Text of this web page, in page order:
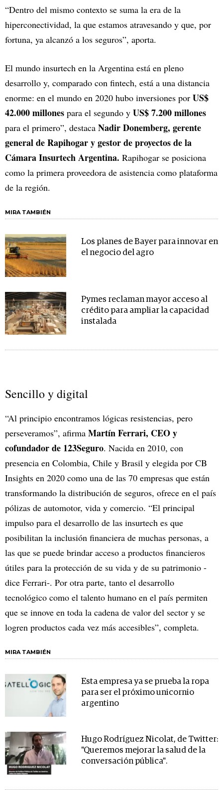
“Dentro del mismo contexto se suma la era de la
hiperconectividad, la que estamos atravesando y que, por
fortuna, ya alcanzó a los seguros”, aporta.
El mundo insurtech en la Argentina está en pleno
desarrollo y, comparado con fintech, está a una distancia
enorme: en el mundo en 2020 hubo inversiones por US$
42.000 millones para el segundo y US$ 7.200 millones
para el primero”, destaca Nadir Donemberg, gerente
general de Rapihogar y gestor de proyectos de la
Cámara Insurtech Argentina. Rapihogar se posiciona
como la primera proveedora de asistencia como plataforma
de la región.
MIRA TAMBIÉN
Los planes de Bayer para innovar en
el negocio del agro
Pymes reclaman mayor acceso al
crédito para ampliar la capacidad
instalada
Sencillo y digital
“Al principio encontramos lógicas resistencias, pero
perseveramos”, afirma Martín Ferrari, CEO y
cofundador de 123Seguro. Nacida en 2010, con
presencia en Colombia, Chile y Brasil y elegida por CB
Insights en 2020 como una de las 70 empresas que están
transformando la distribución de seguros, ofrece en el país
pólizas de automotor, vida y comercio. “El principal
impulso para el desarrollo de las insurtech es que
posibilitan la inclusión financiera de muchas personas, a
las que se puede brindar acceso a productos financieros
útiles para la protección de su vida y de su patrimonio -
dice Ferrari-. Por otra parte, tanto el desarrollo
tecnológico como el talento humano en el país permiten
que se innove en toda la cadena de valor del sector y se
logren productos cada vez más accesibles”, completa.
MIRA TAMBIÉN
Esta empresa ya se prueba la ropa
para ser el próximo unicornio
argentino
Hugo Rodríguez Nicolat, de Twitter:
"Queremos mejorar la salud de la
conversación pública".